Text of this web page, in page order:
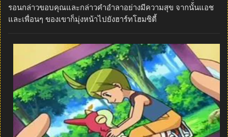
รอนกล่าวขอบคุณและกล่าวคำอำลาอย่างมีความสุข จากนั้นแอช
และเพื่อนๆ ของเขาก็มุ่งหน้าไปยังฮาร์ทโฮมซิตี้